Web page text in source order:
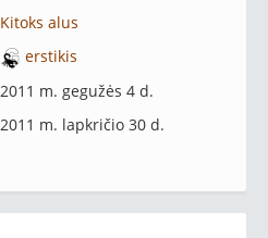
Kitoks alus
erstikis
2011 m. gegužės 4 d.
2011 m. lapkričio 30 d.